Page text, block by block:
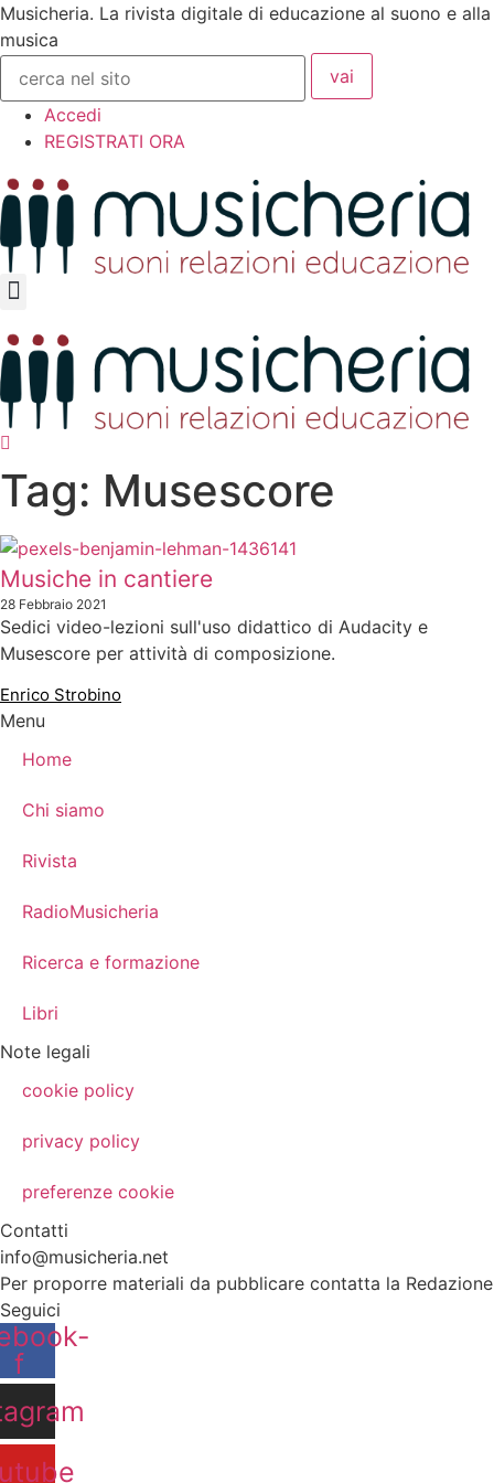
Vai
al
contenuto
Musicheria. La rivista digitale di educazione al suono e alla
musica
Ricerca
per:
Accedi
REGISTRATI ORA
Tag: Musescore
Musiche in cantiere
28 Febbraio 2021
Sedici video-lezioni sull'uso didattico di Audacity e
Musescore per attività di composizione.
Enrico Strobino
Menu
Home
Chi siamo
Rivista
RadioMusicheria
Ricerca e formazione
Libri
Note legali
cookie policy
privacy policy
preferenze cookie
Contatti
info@musicheria.net
Per proporre materiali da pubblicare contatta la Redazione
Seguici
f